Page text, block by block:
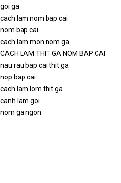
goi ga
cach lam nom bap cai
nom bap cai
cach lam mon nom ga
CACH LAM THIT GA NOM BAP CAI
nau rau bap cai thit ga
nop bap cai
cach lam lom thit ga
canh lam goi
nom ga ngon